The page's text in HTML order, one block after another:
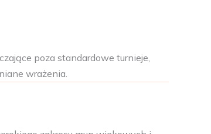
poza standardowe turnieje,
wrażenia.